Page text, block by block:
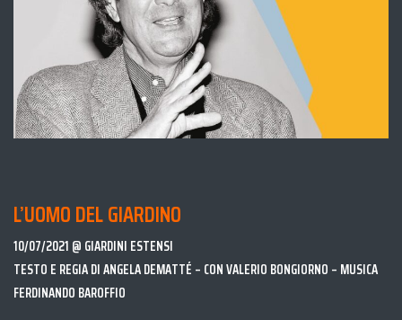
L’UOMO DEL GIARDINO
10/07/2021 @ GIARDINI ESTENSI
TESTO E REGIA DI ANGELA DEMATTÉ – CON VALERIO BONGIORNO – MUSICA
FERDINANDO BAROFFIO